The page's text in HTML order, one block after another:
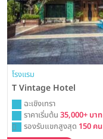
โรงแรม
T Vintage Hotel
ฉะเชิงเทรา
ราคาเริ่มต้น 35,000+ บาท
รองรับแขกสูงสุด 150 คน